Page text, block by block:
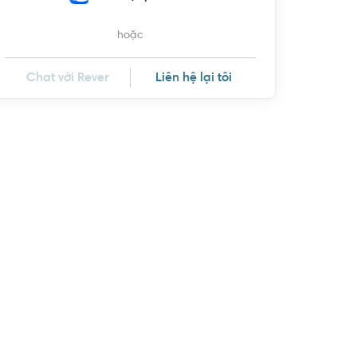
hoặc
Chat với Rever Liên hệ lại tôi